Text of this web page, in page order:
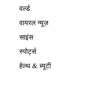
वर्ल्ड
वायरल न्यूज़
साइंस
स्पोर्ट्स
हेल्थ & ब्यूटी